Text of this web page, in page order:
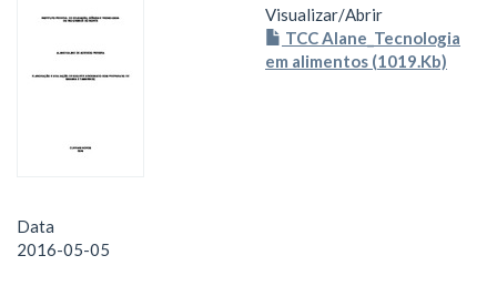
Visualizar/Abrir
TCC Alane_Tecnologia
em alimentos (1019.Kb)
Data
2016-05-05